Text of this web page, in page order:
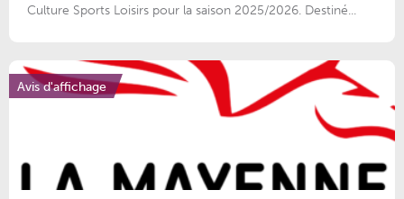
Culture Sports Loisirs pour la saison 2025/2026. Destiné...
Avis d'affichage